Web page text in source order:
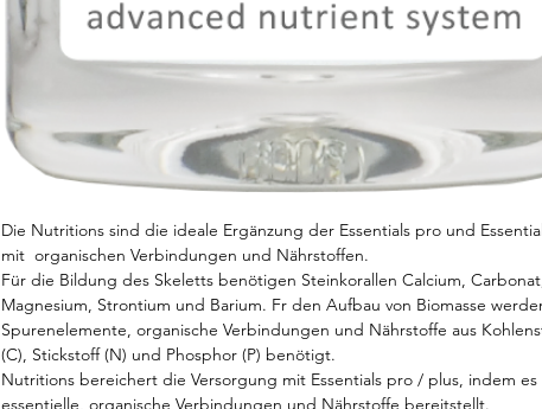
Die Nutritions sind die ideale Ergänzung der Essentials pro und
mit organischen Verbindungen und Nährstoffen.
Für die Bildung des Skeletts benötigen Steinkorallen Calcium,
Magnesium, Strontium und Barium. Fr den Aufbau von Biomasse
Spurenelemente, organische Verbindungen und Nährstoffe aus
(C), Stickstoff (N) und Phosphor (P) benötigt.
Nutritions bereichert die Versorgung mit Essentials pro / plus, indem es
essentielle, organische Verbindungen und Nährstoffe bereitstellt.